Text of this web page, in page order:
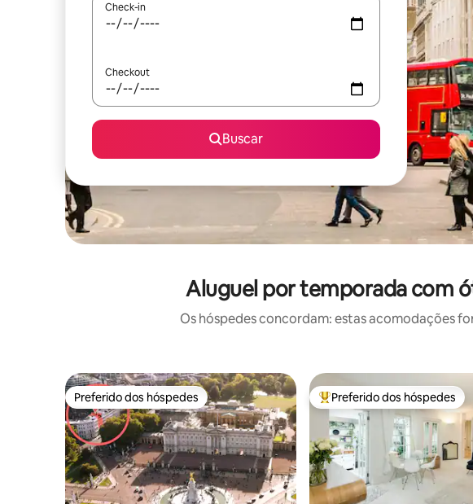
Check-in
Checkout
Buscar
Aluguel por temporada com
Os hóspedes concordam: estas acomodações
Preferido dos hóspedes
Preferido dos hóspedes Entre os melhores preferidos
Preferido dos hóspedes